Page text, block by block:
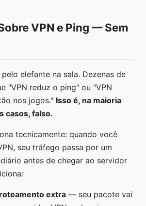
VPN e Ping — Sem
elefante na sala. Dezenas de
"VPN reduz o ping" ou "VPN
nos jogos." Isso é, na maioria
casos, falso.
tecnicamente: quando você
seu tráfego passa por um
antes de chegar ao servidor
extra — seu pacote vai